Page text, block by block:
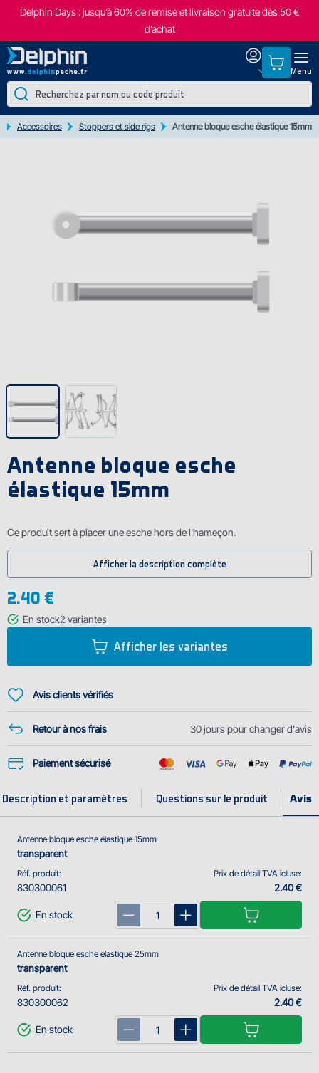
Delphin Days : jusqu’à 60% de remise et livraison gratuite dès 50 €
d’achat
Menu
Accessoires Stoppers et side rigs Antenne bloque esche élastique 15mm
Antenne bloque esche
élastique 15mm
Ce produit sert à placer une esche hors de l'hameҫon.
Afficher la description complète
2.40 €
En stock2 variantes
Afficher les variantes
Avis clients vérifiés
Retour à nos frais 30 jours pour changer d'avis
Paiement sécurisé
Description et paramètres Questions sur le produit
Réf. produit:
830300061
Antenne bloque esche élastique 15mm
transparent
Prix de détail TVA icluse:
2.40 €
En stock
Réf. produit:
830300062
Antenne bloque esche élastique 25mm
transparent
Prix de détail TVA icluse:
2.40 €
En stock